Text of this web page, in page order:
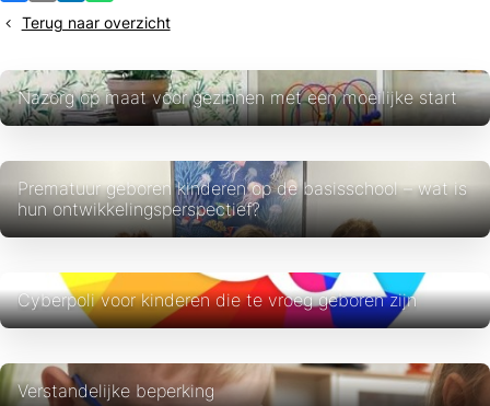
bericht
Terug naar overzicht
Nazorg op maat voor gezinnen met een moeilijke start
Prematuur geboren kinderen op de basisschool – wat is
hun ontwikkelingsperspectief?
Cyberpoli voor kinderen die te vroeg geboren zijn
Verstandelijke beperking